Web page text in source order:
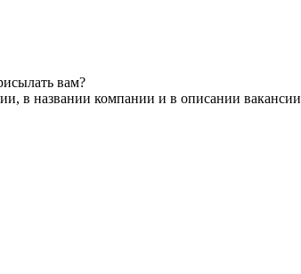
вам?
в названии компании и в описании вакансии